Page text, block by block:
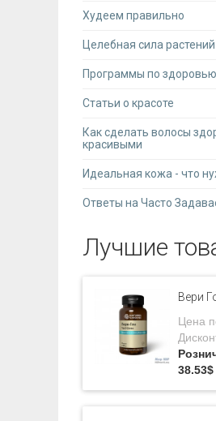
Худеем правильно
Целебная сила растений
Программы по здоровью
Статьи о красоте
Как сделать волосы
красивыми
Идеальная кожа - что
Ответы на Часто
Лучшие
Вери
Цена
38.53$